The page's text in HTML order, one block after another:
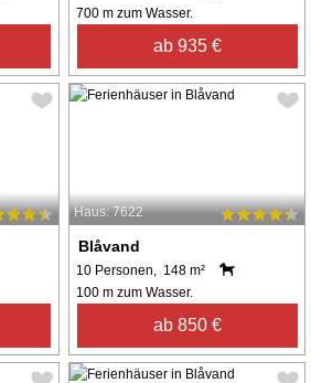
700 m zum Wasser.
ab 935 €
Haus: 7622
Blåvand
10 Personen, 148 m²
100 m zum Wasser.
ab 850 €